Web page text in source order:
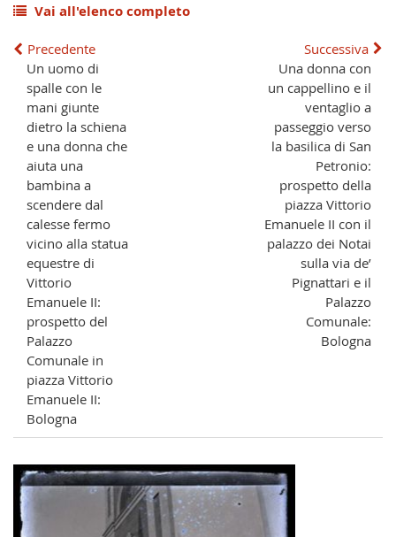
Vai all'elenco completo
Precedente
Un uomo di
spalle con le
mani giunte
dietro la schiena
e una donna che
aiuta una
bambina a
scendere dal
calesse fermo
vicino alla statua
equestre di
Vittorio
Emanuele II:
prospetto del
Palazzo
Comunale in
piazza Vittorio
Emanuele II:
Bologna
Successiva
Una donna con
un cappellino e il
ventaglio a
passeggio verso
la basilica di San
Petronio:
prospetto della
piazza Vittorio
Emanuele II con il
palazzo dei Notai
sulla via de’
Pignattari e il
Palazzo
Comunale:
Bologna